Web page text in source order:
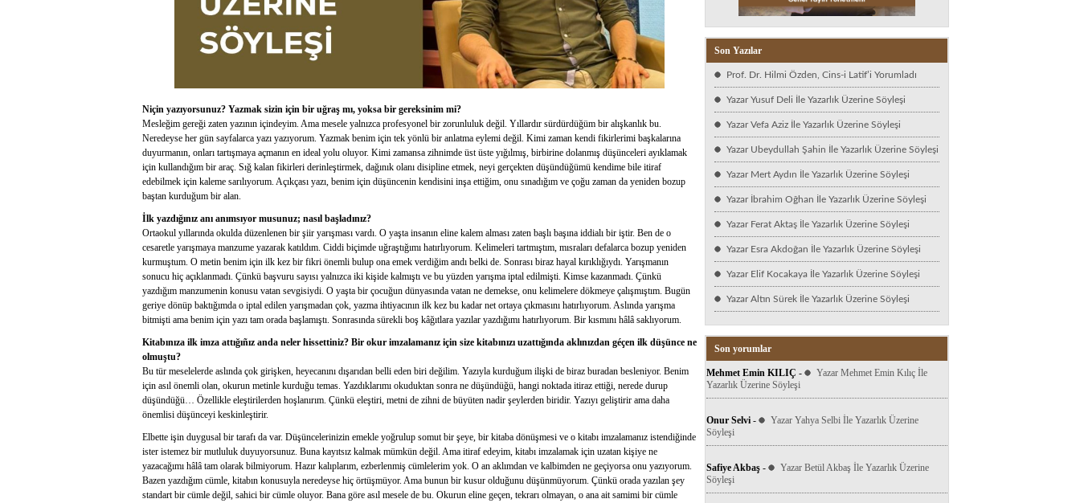
Niçin yazıyorsunuz? Yazmak sizin için bir uğraş mı, yoksa bir gereksinim mi?
Mesleğim gereği zaten yazının içindeyim. Ama mesele yalnızca profesyonel bir zorunluluk değil. Yıllardır sürdürdüğüm bir alışkanlık bu.
Neredeyse her gün sayfalarca yazı yazıyorum. Yazmak benim için tek yönlü bir anlatma eylemi değil. Kimi zaman kendi fikirlerimi başkalarına
duyurmanın, onları tartışmaya açmanın en ideal yolu oluyor. Kimi zamansa zihnimde üst üste yığılmış, birbirine dolanmış düşünceleri ayıklamak
için kullandığım bir araç. Sığ kalan fikirleri derinleştirmek, dağınık olanı disipline etmek, neyi gerçekten düşündüğümü kendime bile itiraf
edebilmek için kaleme sarılıyorum. Açıkçası yazı, benim için düşüncenin kendisini inşa ettiğim, onu sınadığım ve çoğu zaman da yeniden bozup
baştan kurduğum bir alan.
İlk yazdığınız anı anımsıyor musunuz; nasıl başladınız?
Ortaokul yıllarında okulda düzenlenen bir şiir yarışması vardı. O yaşta insanın eline kalem alması zaten başlı başına iddialı bir iştir. Ben de o
cesaretle yarışmaya manzume yazarak katıldım. Ciddi biçimde uğraştığımı hatırlıyorum. Kelimeleri tartmıştım, mısraları defalarca bozup yeniden
kurmuştum. O metin benim için ilk kez bir fikri önemli bulup ona emek verdiğim andı belki de. Sonrası biraz hayal kırıklığıydı. Yarışmanın
sonucu hiç açıklanmadı. Çünkü başvuru sayısı yalnızca iki kişide kalmıştı ve bu yüzden yarışma iptal edilmişti. Kimse kazanmadı. Çünkü
yazdığım manzumenin konusu vatan sevgisiydi. O yaşta bir çocuğun dünyasında vatan ne demekse, onu kelimelere dökmeye çalışmıştım. Bugün
geriye dönüp baktığımda o iptal edilen yarışmadan çok, yazma ihtiyacının ilk kez bu kadar net ortaya çıkmasını hatırlıyorum. Aslında yarışma
bitmişti ama benim için yazı tam orada başlamıştı. Sonrasında sürekli boş kâğıtlara yazılar yazdığımı hatırlıyorum. Bir kısmını hâlâ saklıyorum.
Kitabınıza ilk imza attığıñız anda neler hissettiniz? Bir okur imzalamanız için size kitabınızı uzattığında aklınızdan géçen ilk düşünce ne
olmuştu?
Bu tür meselelerde aslında çok girişken, heyecanını dışarıdan belli eden biri değilim. Yazıyla kurduğum ilişki de biraz buradan besleniyor. Benim
için asıl önemli olan, okurun metinle kurduğu temas. Yazdıklarımı okuduktan sonra ne düşündüğü, hangi noktada itiraz ettiği, nerede durup
düşündüğü… Özellikle eleştirilerden hoşlanırım. Çünkü eleştiri, metni de zihni de büyüten nadir şeylerden biridir. Yazıyı geliştirir ama daha
önemlisi düşünceyi keskinleştirir.
Elbette işin duygusal bir tarafı da var. Düşüncelerinizin emekle yoğrulup somut bir şeye, bir kitaba dönüşmesi ve o kitabı imzalamanız istendiğinde
ister istemez bir mutluluk duyuyorsunuz. Buna kayıtsız kalmak mümkün değil. Ama itiraf edeyim, kitabı imzalamak için uzatan kişiye ne
yazacağımı hâlâ tam olarak bilmiyorum. Hazır kalıplarım, ezberlenmiş cümlelerim yok. O an aklımdan ve kalbimden ne geçiyorsa onu yazıyorum.
Bazen yazdığım cümle, kitabın konusuyla neredeyse hiç örtüşmüyor. Ama bunun bir kusur olduğunu düşünmüyorum. Çünkü orada yazılan şey
standart bir cümle değil, sahici bir cümle oluyor. Bana göre asıl mesele de bu. Okurun eline geçen, tekrarı olmayan, o ana ait samimi bir cümle
Son Yazılar
Prof. Dr. Hilmi Özden, Cins-i Latif’i Yorumladı
Yazar Yusuf Deli İle Yazarlık Üzerine Söyleşi
Yazar Vefa Aziz İle Yazarlık Üzerine Söyleşi
Yazar Ubeydullah Şahin İle Yazarlık Üzerine Söyleşi
Yazar Mert Aydın İle Yazarlık Üzerine Söyleşi
Yazar İbrahim Oğhan İle Yazarlık Üzerine Söyleşi
Yazar Ferat Aktaş İle Yazarlık Üzerine Söyleşi
Yazar Esra Akdoğan İle Yazarlık Üzerine Söyleşi
Yazar Elif Kocakaya İle Yazarlık Üzerine Söyleşi
Yazar Altın Sürek İle Yazarlık Üzerine Söyleşi
Son yorumlar
Mehmet Emin KILIÇ -
Yazar Mehmet Emin Kılıç İle
Yazarlık Üzerine Söyleşi
Onur Selvi -
Yazar Yahya Selbi İle Yazarlık Üzerine
Söyleşi
Safiye Akbaş -
Yazar Betül Akbaş İle Yazarlık Üzerine
Söyleşi